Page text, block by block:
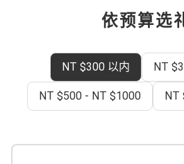
依预算选
NT $300 以内 NT
NT $500 - NT $1000 NT